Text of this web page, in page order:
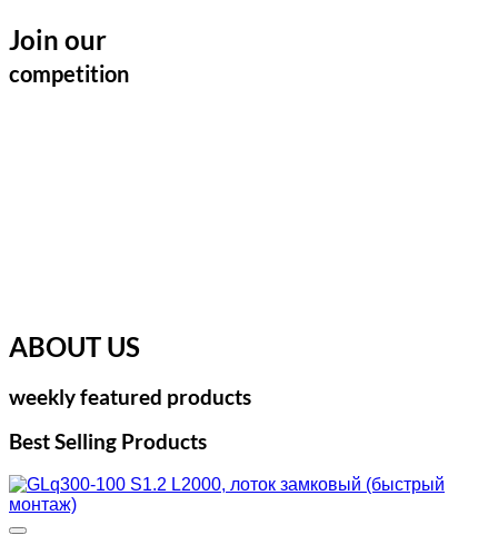
Join our
competition
ABOUT US
weekly featured products
Best Selling Products